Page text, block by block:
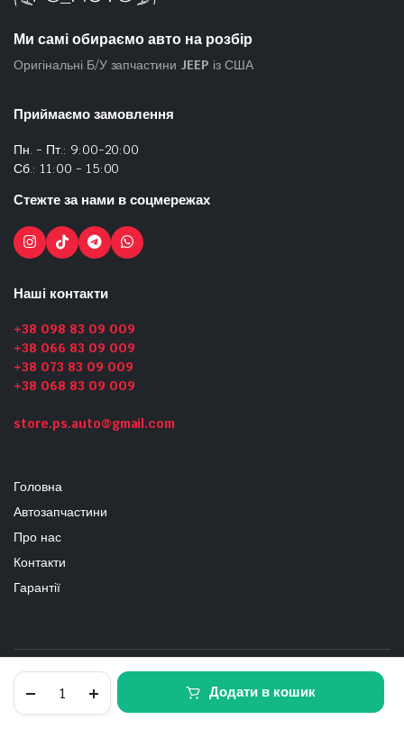
балансувальний
Додати в кошик
Ми самі обираємо авто на розбір
Оригінальні Б/У запчастини JEEP із США
Приймаємо замовлення
Пн. - Пт.: 9:00-20:00
Сб.: 11:00 - 15:00
Стежте за нами в соцмережах
Наші контакти
+38 098 83 09 009
+38 066 83 09 009
+38 073 83 09 009
+38 068 83 09 009
store.ps.auto@gmail.com
Головна
Автозапчастини
Про нас
Контакти
Гарантії
Copyright 2024 © PS_Auto